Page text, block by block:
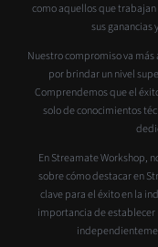
como aquellos que
sus ganancias
Nuestro compromiso va
por brindar un nivel
Comprendemos que el
solo de conocimientos
En Streamate Workshop,
sobre cómo destacar en
clave para el éxito en la
importancia de